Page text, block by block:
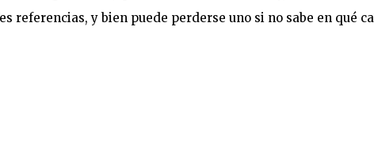
referencias, y bien puede perderse uno si no sabe en qué